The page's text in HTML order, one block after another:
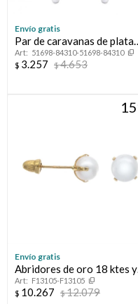
Envío gratis
Par de caravanas de plata
925 con circonias.
51698-84310-51698-84310
$ 3.257 $4.653
15
Envío gratis
Abridores de oro 18 ktes y
perla de cultivo
F13105-F13105
$ 10.267 $12.079